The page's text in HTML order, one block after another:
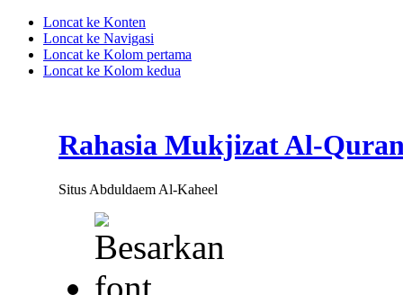
Loncat ke Konten
Loncat ke Navigasi
Loncat ke Kolom pertama
Loncat ke Kolom kedua
Rahasia Mukjizat Al-
Situs Abduldaem Al-Kaheel